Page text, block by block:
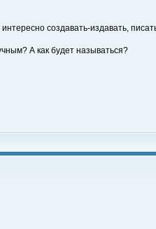
создавать-издавать,
А как будет называться?